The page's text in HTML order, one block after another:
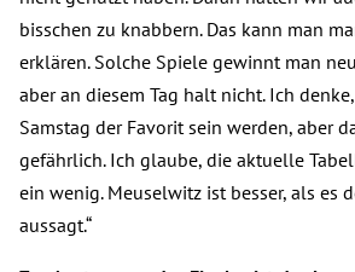
bisschen zu knabbern. Das kann man
erklären. Solche Spiele gewinnt man
aber an diesem Tag halt nicht. Ich
Samstag der Favorit sein werden, aber
gefährlich. Ich glaube, die aktuelle
ein wenig. Meuselwitz ist besser, als es
aussagt.“